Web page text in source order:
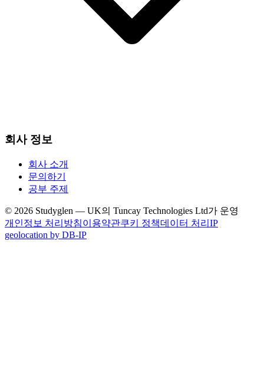
회사 정보
회사 소개
문의하기
공부 주제
© 2026 Studyglen — UK의 Tuncay Technologies Ltd가 운영
개인정보 처리방침이용약관쿠키 정책데이터 처리 IP
geolocation by DB-IP